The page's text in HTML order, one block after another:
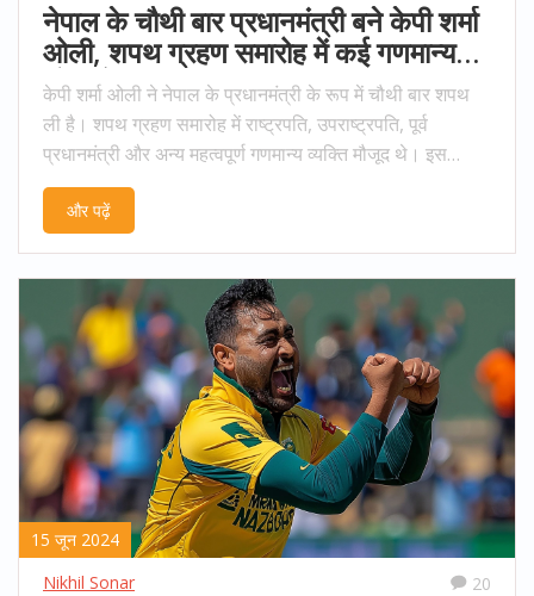
नेपाल के चौथी बार प्रधानमंत्री बने केपी शर्मा
ओली, शपथ ग्रहण समारोह में कई गणमान्य
लोग मौजूद
केपी शर्मा ओली ने नेपाल के प्रधानमंत्री के रूप में चौथी बार शपथ
ली है। शपथ ग्रहण समारोह में राष्ट्रपति, उपराष्ट्रपति, पूर्व
प्रधानमंत्री और अन्य महत्वपूर्ण गणमान्य व्यक्ति मौजूद थे। इस
समारोह में नेपाल के चार प्रमुख दलों के 21 मंत्रियों ने भी शपथ
ग्रहण की।
और पढ़ें
15 जून 2024
Nikhil Sonar
20